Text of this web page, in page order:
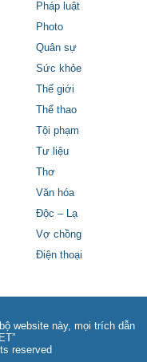
Pháp luật
Photo
Quân sự
Sức khỏe
Thế giới
Thể thao
Tội phạm
Tư liệu
Thơ
Văn hóa
Độc – Lạ
Vợ chồng
Điện thoại
website này, mọi trích dẫn
reserved